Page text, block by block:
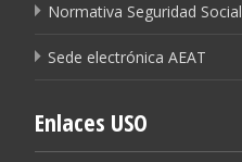
Normativa Seguridad Social
Sede electrónica AEAT
Enlaces USO